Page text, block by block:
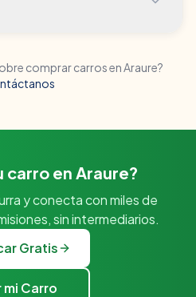
comprar carros enAraure?
carro en Araure?
y conecta con miles de
sin intermediarios.
Gratis
mi Carro